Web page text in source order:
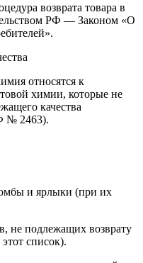
возврата товара в
РФ — Законом «О
относятся к
химии, которые не
качества
№ 2463).
и ярлыки (при их
не подлежащих возврату
список).